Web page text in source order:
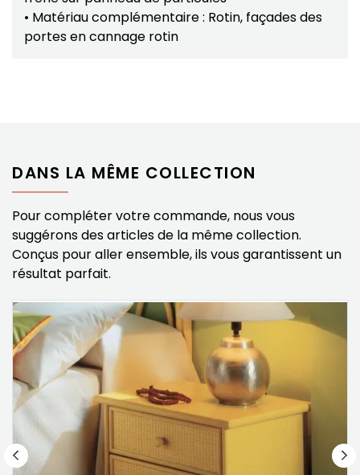
• Matériau complémentaire : Rotin, façades des
portes en cannage rotin
DANS LA MÊME COLLECTION
Pour compléter votre commande, nous vous
suggérons des articles de la même collection.
Conçus pour aller ensemble, ils vous garantissent un
résultat parfait.